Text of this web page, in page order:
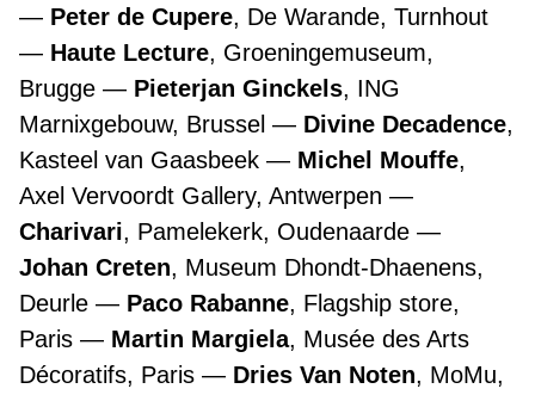
Peter de Cupere, De Warande, Turnhout
Haute Lecture, Groeningemuseum,
Brugge
Pieterjan Ginckels, ING
Marnixgebouw, Brussel
Divine Decadence,
Kasteel van Gaasbeek
Michel Mouffe,
Axel Vervoordt Gallery, Antwerpen
Charivari, Pamelekerk, Oudenaarde
Johan Creten, Museum Dhondt-Dhaenens,
Deurle
Paco Rabanne, Flagship store,
Paris
Martin Margiela, Musée des Arts
Décoratifs, Paris
Dries Van Noten, MoMu,